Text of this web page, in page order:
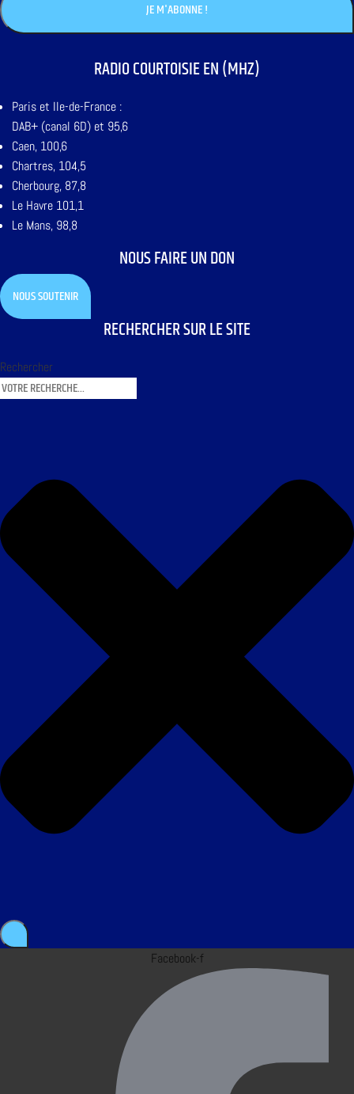
RADIO COURTOISIE EN (MHZ)
Paris et Ile-de-France :
DAB+ (canal 6D) et 95,6
Caen, 100,6
Chartres, 104,5
Cherbourg, 87,8
Le Havre 101,1
Le Mans, 98,8
NOUS FAIRE UN DON
NOUS SOUTENIR
RECHERCHER SUR LE SITE
Rechercher
Facebook-f